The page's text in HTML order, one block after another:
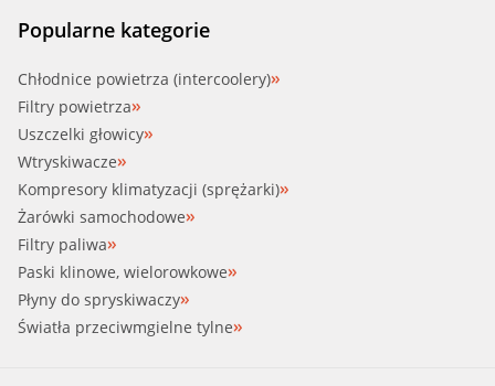
Popularne kategorie
Chłodnice powietrza (intercoolery)
Filtry powietrza
Uszczelki głowicy
Wtryskiwacze
Kompresory klimatyzacji (sprężarki)
Żarówki samochodowe
Filtry paliwa
Paski klinowe, wielorowkowe
Płyny do spryskiwaczy
Światła przeciwmgielne tylne